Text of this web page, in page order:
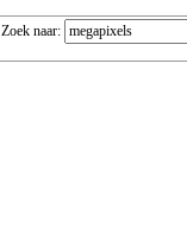
Zoek naar: